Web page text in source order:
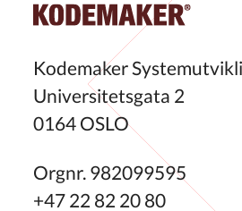
Kodemaker
Universitetsgata 2
0164 OSLO
Orgnr. 982099595
+47 22 82 20 80